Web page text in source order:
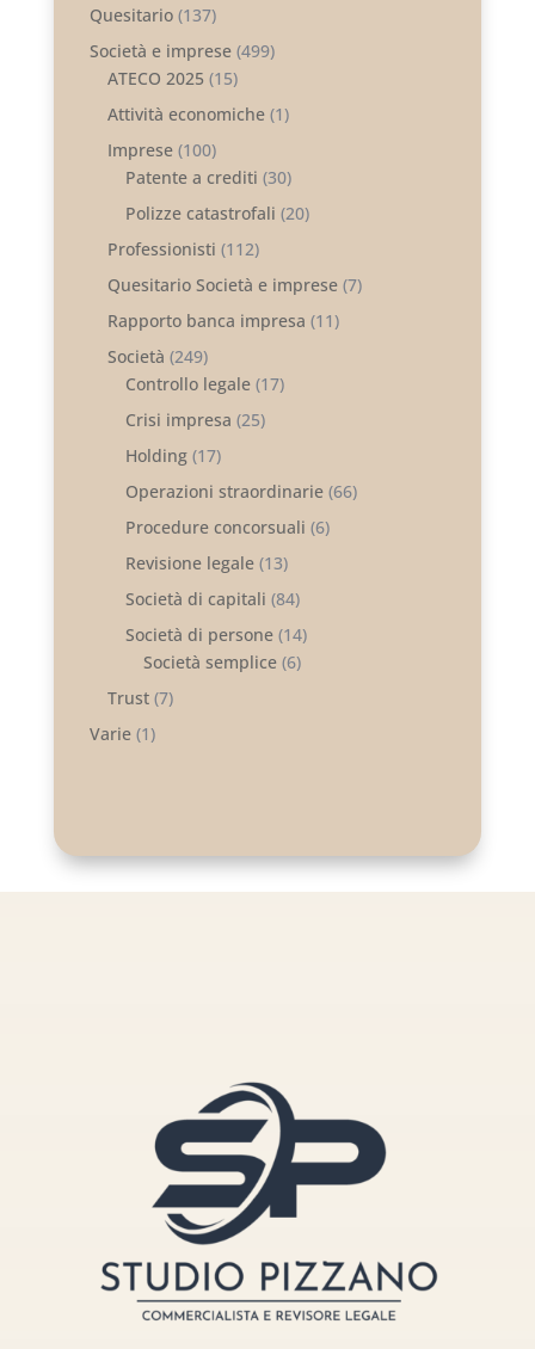
Quesitario(137)
Società e imprese(499)
ATECO 2025 (15)
Attività economiche(1)
Imprese(100)
Patente a crediti (30)
Polizze catastrofali (20)
Professionisti (112)
Quesitario Società e imprese(7)
Rapporto banca impresa (11)
Società (249)
Controllo legale(17)
Crisi impresa (25)
Holding(17)
Operazioni straordinarie(66)
Procedure concorsuali (6)
Revisione legale(13)
Società di capitali (84)
Società di persone(14)
Società semplice(6)
Trust(7)
Varie(1)